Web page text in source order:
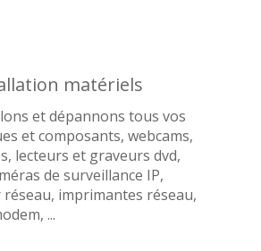
matériels
et dépannons tous vos
et composants, webcams,
lecteurs et graveurs dvd,
de surveillance IP,
réseau, imprimantes réseau,
...